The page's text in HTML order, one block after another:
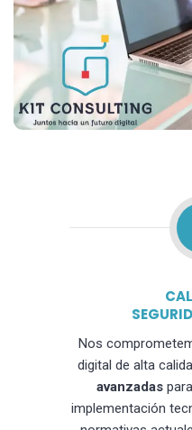
Nos
digital de alta
avanzadas
implementación